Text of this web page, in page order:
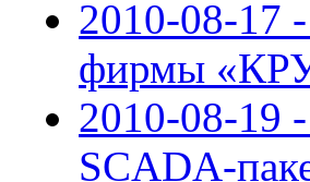
2010-08-17
фирмы
2010-08-19
SCADA-